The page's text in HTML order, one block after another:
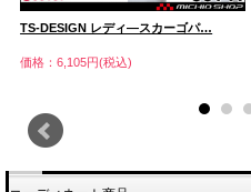
TS-DESIGN レディ―スカーゴパ…
価格：6,105円(税込)